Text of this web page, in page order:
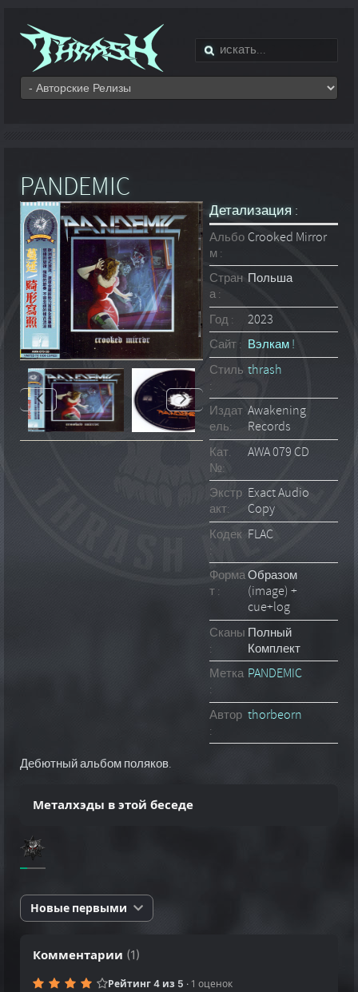
PANDEMIC
Детализация :
Альбо
м :
Crooked Mirror
Стран
а :
Польша
Год :
2023
Сайт : Вэлкам !
Стиль
:
thrash
Издат
ель:
Awakening
Records
Кат.
№:
AWA 079 CD
Экстр
акт:
Exact Audio
Copy
Кодек
:
FLAC
Форма
т :
Образом
(image) +
cue+log
Сканы
:
Полный
Комплект
Метка
:
PANDEMIC
Автор
:
thorbeorn
Дебютный альбом поляков.
Металхэды в этой беседе
Новые первыми
Комментарии (1)
Рейтинг 4 из 5 · 1 оценок